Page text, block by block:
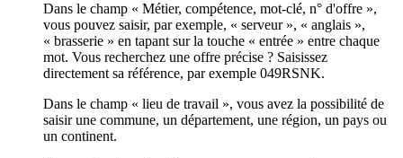
Dans le champ « Métier, compétence, mot-clé, n° d'offre »,
vous pouvez saisir, par exemple, « serveur », « anglais »,
« brasserie » en tapant sur la touche « entrée » entre chaque
mot. Vous recherchez une offre précise ? Saisissez
directement sa référence, par exemple 049RSNK.
Dans le champ « lieu de travail », vous avez la possibilité de
saisir une commune, un département, une région, un pays ou
un continent.